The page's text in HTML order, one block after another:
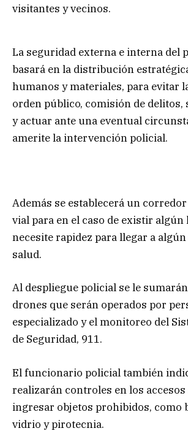
visitantes y vecinos.
La seguridad externa e interna del
basará en la distribución
humanos y materiales, para evitar
orden público, comisión de delitos,
y actuar ante una eventual
amerite la intervención policial.
Además se establecerá un
vial para en el caso de existir
necesite rapidez para llegar a
salud.
Al despliegue policial se le
drones que serán operados por
especializado y el monitoreo del
de Seguridad, 911.
El funcionario policial también
realizarán controles en los
ingresar objetos prohibidos, como
vidrio y pirotecnia.